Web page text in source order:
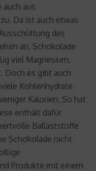
aus
Da ist auch etwas
des
an. Schokolade
viel Magnesium,
Doch es gibt auch
Kohlenhydrate
Kalorien. So hat
enthält dafür
Ballaststoffe
Schokolade nicht
Produkte mit einem